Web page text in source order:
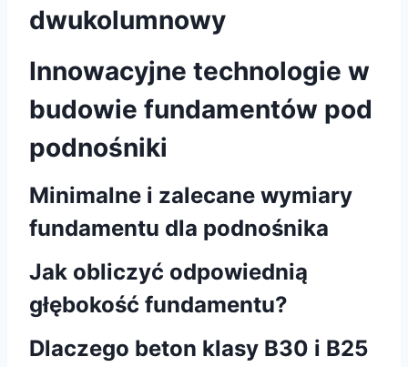
dwukolumnowy
Innowacyjne technologie w
budowie fundamentów pod
podnośniki
Minimalne i zalecane wymiary
fundamentu dla podnośnika
Jak obliczyć odpowiednią
głębokość fundamentu?
Dlaczego beton klasy B30 i B25